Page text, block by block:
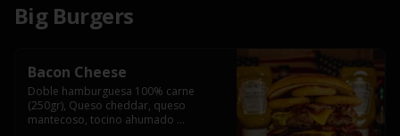
Big Burgers
Bacon Cheese
Doble hamburguesa 100% carne
(250gr), Queso cheddar, queso
mantecoso, tocino ahumado